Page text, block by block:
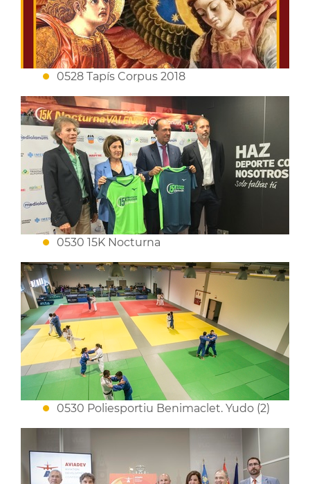
0528 Tapís Corpus 2018
0530 15K Nocturna
0530 Poliesportiu Benimaclet. Yudo (2)